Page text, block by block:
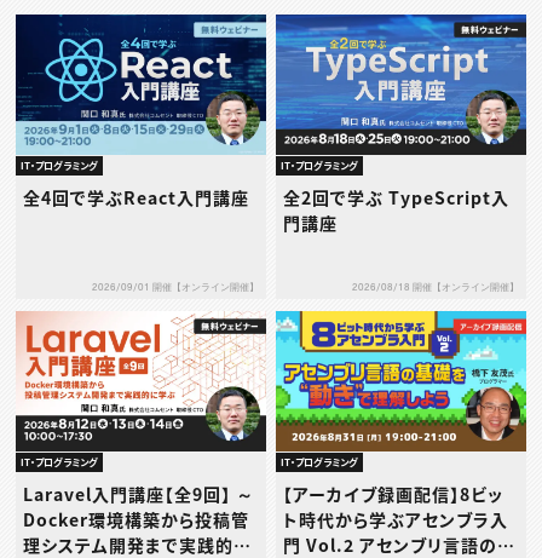
IT・プログラミング
全4回で学ぶReact入門講座
2026/09/01 開催【オンライン開催】
IT・プログラミング
全2回で学ぶ TypeScript入
門講座
2026/08/18 開催【オンライン開催】
IT・プログラミング
Laravel入門講座【全9回】 ～
Docker環境構築から投稿管
理システム開発まで実践的に
IT・プログラミング
【アーカイブ録画配信】8ビッ
ト時代から学ぶアセンブラ入
門 Vol.2 アセンブリ言語の基